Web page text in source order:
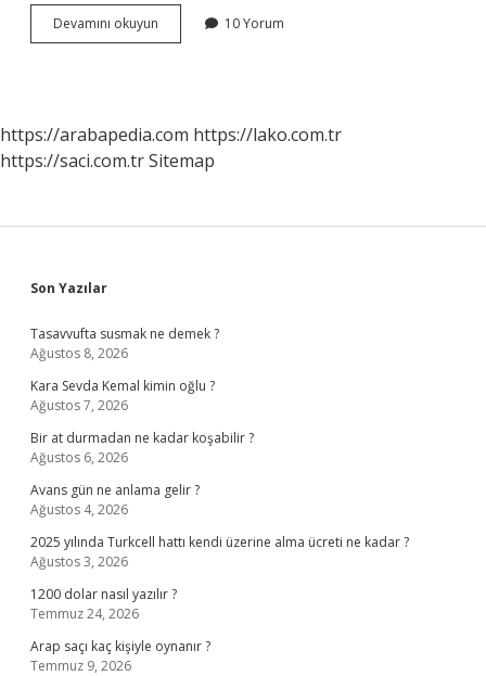
Devamını okuyun
Burcu
10 Yorum
https://arabapedia.com https://lako.com.tr
https://saci.com.trSitemap
Sidebar
Son Yazılar
Tasavvufta susmak ne demek ?
Ağustos 8, 2026
Kara Sevda Kemal kimin oğlu ?
Ağustos 7, 2026
Bir at durmadan ne kadar koşabilir ?
Ağustos 6, 2026
Avans gün ne anlama gelir ?
Ağustos 4, 2026
2025 yılında Turkcell hattı kendi üzerine alma ücreti ne kadar ?
Ağustos 3, 2026
1200 dolar nasıl yazılır ?
Temmuz 24, 2026
Arap saçı kaç kişiyle oynanır ?
Temmuz 9, 2026